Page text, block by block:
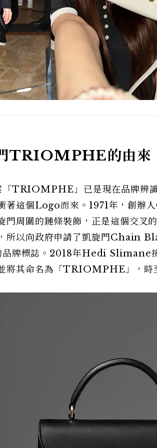
TRIOMPHE的由來
TRIOMPHE」已是現在品牌辨
著這個Logo而來。1971年，創
門周圍的鏈條裝飾，正是這個交叉
所以向政府申請了凱旋門Chain
牌標誌。2018年Hedi Slimane
將其命名為「TRIOMPHE」，時